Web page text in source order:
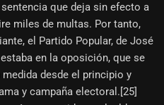
que deja sin efecto a
miles de multas. Por tanto,
el Partido Popular, de José
en la oposición, que se
desde el principio y
y campaña electoral.[25]​